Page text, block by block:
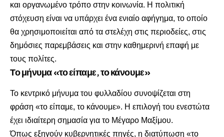
και οργανωμένο τρόπο στην κοινωνία. Η πολιτική
στόχευση είναι να υπάρχει ένα ενιαίο αφήγημα, το οποίο
θα χρησιμοποιείται από τα στελέχη στις περιοδείες, στις
δημόσιες παρεμβάσεις και στην καθημερινή επαφή με
τους πολίτες.
Το μήνυμα «το είπαμε, το κάνουμε»
Το κεντρικό μήνυμα του φυλλαδίου συνοψίζεται στη
φράση «το είπαμε, το κάνουμε». Η επιλογή του ενεστώτα
έχει ιδιαίτερη σημασία για το Μέγαρο Μαξίμου.
Όπως εξηγούν κυβερνητικές πηγές, η διατύπωση «το